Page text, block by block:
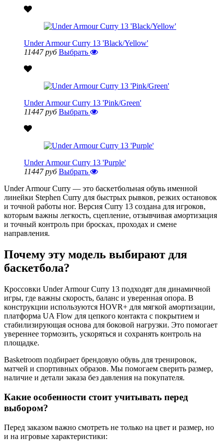
Under Armour Curry 13 'Black/Yellow'
11447 руб Выбрать
Under Armour Curry 13 'Pink/Green'
11447 руб Выбрать
Under Armour Curry 13 'Purple'
11447 руб Выбрать
Under Armour Curry — это баскетбольная обувь именной
линейки Stephen Curry для быстрых рывков, резких остановок
и точной работы ног. Версия Curry 13 создана для игроков,
которым важны легкость, сцепление, отзывчивая амортизация
и точный контроль при бросках, проходах и смене
направления.
Почему эту модель выбирают для
баскетбола?
Кроссовки Under Armour Curry 13 подходят для динамичной
игры, где важны скорость, баланс и уверенная опора. В
конструкции используются HOVR+ для мягкой амортизации,
платформа UA Flow для цепкого контакта с покрытием и
стабилизирующая основа для боковой нагрузки. Это помогает
увереннее тормозить, ускоряться и сохранять контроль на
площадке.
Basketroom подбирает брендовую обувь для тренировок,
матчей и спортивных образов. Мы помогаем сверить размер,
наличие и детали заказа без давления на покупателя.
Какие особенности стоит учитывать перед
выбором?
Перед заказом важно смотреть не только на цвет и размер, но
и на игровые характеристики: